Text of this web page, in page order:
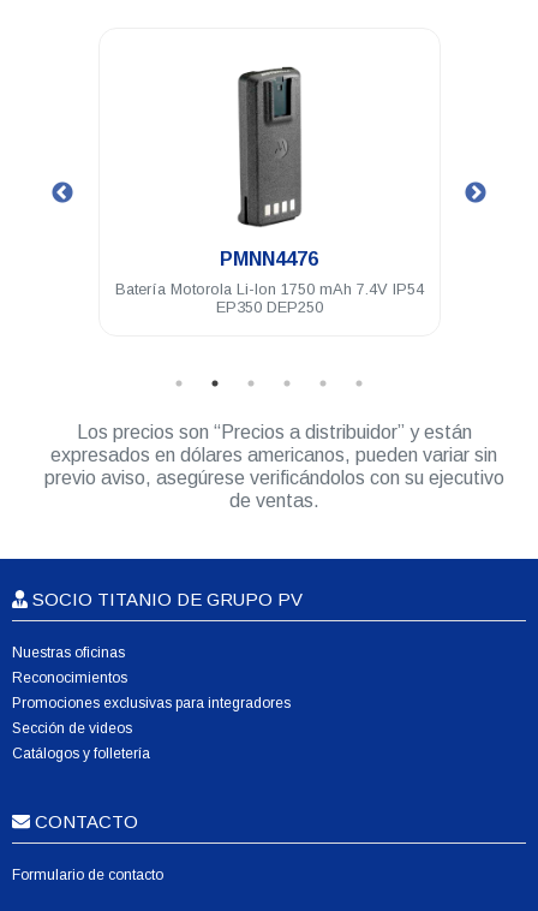
PMNN4476
Batería Motorola Li-Ion 1750 mAh 7.4V IP54
EP350 DEP250
Los precios son “Precios a distribuidor” y están
expresados en dólares americanos, pueden variar sin
previo aviso, asegúrese verificándolos con su ejecutivo
de ventas.
SOCIO TITANIO DE GRUPO PV
Nuestras oficinas
Reconocimientos
Promociones exclusivas para integradores
Sección de videos
Catálogos y folletería
CONTACTO
Formulario de contacto